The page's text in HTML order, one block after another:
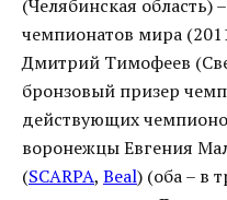
(Челябинская область)
чемпионатов мира
Дмитрий Тимофеев
бронзовый призер
действующих
воронежцы Евгения
(SCARPA, Beal) (оба – в